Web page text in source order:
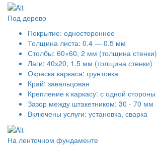
Под дерево
Покрытие: одностороннее
Толщина листа: 0.4 — 0.5 мм
Столбы: 60×60, 2 мм (толщина стенки)
Лаги: 40х20, 1.5 мм (толщина стенки)
Окраска каркаса: грунтовка
Край: завальцован
Крепление к каркасу: с одной стороны
Зазор между штакетником: 30 - 70 мм
Включены услуги: установка, сварка
На ленточном фундаменте